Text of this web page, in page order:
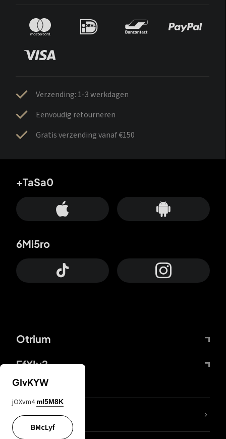
Verzending: 1-3 werkdagen
Eenvoudig retourneren
Gratis verzending vanaf €150
Otrium
FfYIy2
+TaSa0
6Mi5ro
KIjvtr
GIvKYW
jOXvm4 mI5M8K
BMcLyf